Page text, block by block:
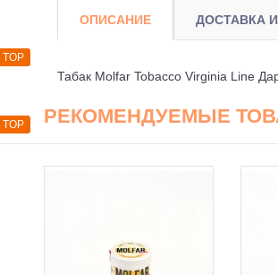
TOP
TOP
ОПИСАНИЕ ДОСТАВКА
Табак Molfar Tobacco Virginia Line
РЕКОМЕНДУЕМЫЕ